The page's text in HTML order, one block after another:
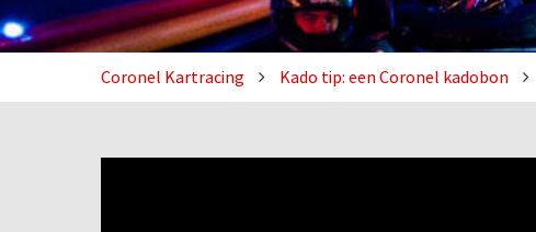
Coronel Kartracing Kado tip: een Coronel kadobon